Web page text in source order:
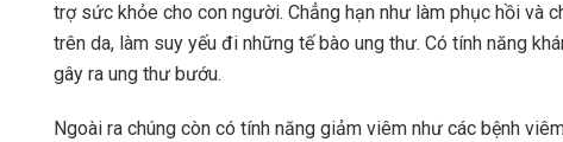
trợ sức khỏe cho con người. Chẳng hạn như làm phục hồi và
trên da, làm suy yếu đi những tế bào ung thư. Có tính năng
gây ra ung thư bướu.
Ngoài ra chúng còn có tính năng giảm viêm như các bệnh